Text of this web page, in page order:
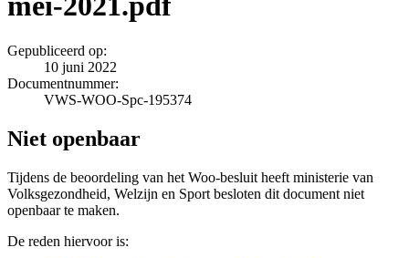
Gepubliceerd op:
10 juni 2022
Documentnummer:
VWS-WOO-Spc-195374
Niet openbaar
Tijdens de beoordeling van het Woo-besluit heeft ministerie van
Volksgezondheid, Welzijn en Sport besloten dit document niet
openbaar te maken.
De reden hiervoor is: